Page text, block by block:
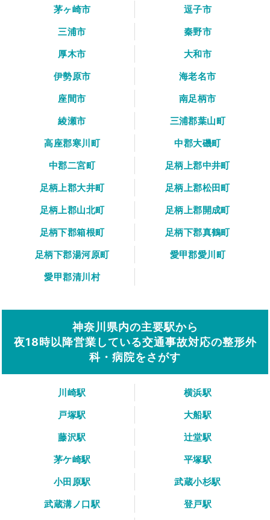
茅ヶ崎市
逗子市
三浦市
秦野市
厚木市
大和市
伊勢原市
海老名市
座間市
南足柄市
綾瀬市
三浦郡葉山町
高座郡寒川町
中郡大磯町
中郡二宮町
足柄上郡中井町
足柄上郡大井町
足柄上郡松田町
足柄上郡山北町
足柄上郡開成町
足柄下郡箱根町
足柄下郡真鶴町
足柄下郡湯河原町
愛甲郡愛川町
愛甲郡清川村
神奈川県内の主要駅から
夜18時以降営業している交通事故対応の整形外
科・病院をさがす
川崎駅
横浜駅
戸塚駅
大船駅
藤沢駅
辻堂駅
茅ケ崎駅
平塚駅
小田原駅
武蔵小杉駅
武蔵溝ノ口駅
登戸駅